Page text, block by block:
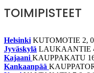
TOIMIPISTEET
Helsinki KUTOMOTIE 2,
Jyväskylä LAUKAANTIE
Kajaani KAUPPAKATU
Kankaanpää